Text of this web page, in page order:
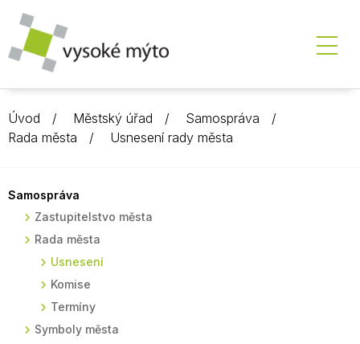
Úvod Městský úřad
Samospráva
Rada města
Usnesení rady města
Samospráva
Zastupitelstvo města
Rada města
Usnesení
Komise
Termíny
Symboly města